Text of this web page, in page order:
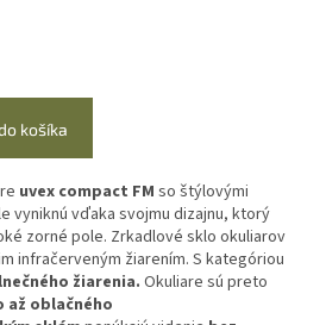
košíka
uvex compact FM so štýlovými
vyniknú vďaka svojmu dizajnu, ktorý
zorné pole. Zrkadlové sklo okuliarov
infračerveným žiarením. S kategóriou
žiarenia. Okuliare sú preto
až oblačného